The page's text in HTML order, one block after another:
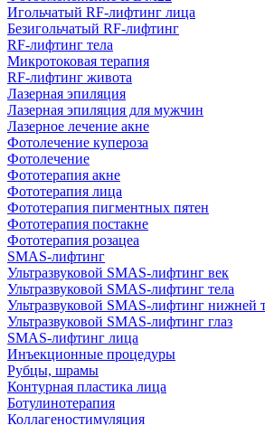
Игольчатый RF-лифтинг лица
Безигольчатый RF-лифтинг
RF-лифтинг тела
Микротоковая терапия
RF-лифтинг живота
Лазерная эпиляция
Лазерная эпиляция для мужчин
Лазерное лечение акне
Фотолечение купероза
Фотолечение
Фототерапия акне
Фототерапия лица
Фототерапия пигментных пятен
Фототерапия постакне
Фототерапия розацеа
SMAS-лифтинг
Ультразвуковой SMAS-лифтинг век
Ультразвуковой SMAS-лифтинг тела
Ультразвуковой SMAS-лифтинг нижней
Ультразвуковой SMAS-лифтинг глаз
SMAS-лифтинг лица
Инъекционные процедуры
Рубцы, шрамы
Контурная пластика лица
Ботулинотерапия
Коллагеностимуляция